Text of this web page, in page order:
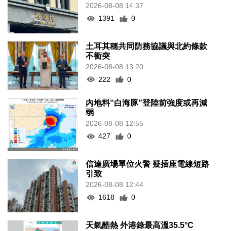
2026-08-08 14:37
1391
0
土耳其稱共同防務協議與北約條款
不衝突
2026-08-08 13:20
222
0
內地料“白海豚”登陸前強度或再減
弱
2026-08-08 12:55
427
0
信達廣場單位火警 疑插座電線短路
引致
2026-08-08 12:44
1618
0
天氣酷熱 外港錄最高溫35.5°C